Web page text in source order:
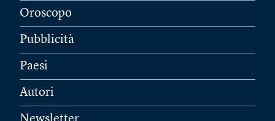
Oroscopo
Pubblicità
Paesi
Autori